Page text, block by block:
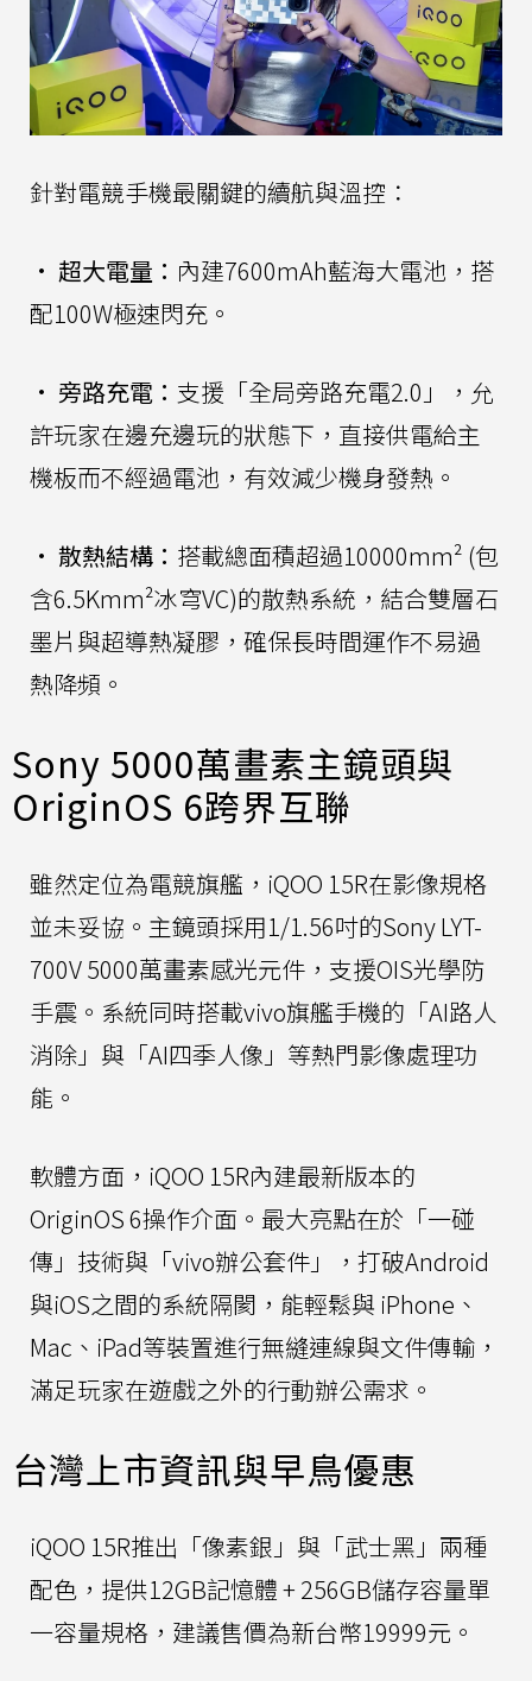
針對電競手機最關鍵的續航與溫控：
• 超大電量： 內建7600mAh藍海大電池，搭
配100W極速閃充。
• 旁路充電： 支援「全局旁路充電2.0」，允
許玩家在邊充邊玩的狀態下，直接供電給主
機板而不經過電池，有效減少機身發熱。
• 散熱結構： 搭載總面積超過10000mm² (包
含6.5Kmm²冰穹VC)的散熱系統，結合雙層石
墨片與超導熱凝膠，確保長時間運作不易過
熱降頻。
Sony 5000萬畫素主鏡頭與
OriginOS 6跨界互聯
雖然定位為電競旗艦，iQOO 15R在影像規格
並未妥協。主鏡頭採用1/1.56吋的Sony LYT-
700V 5000萬畫素感光元件，支援OIS光學防
手震。系統同時搭載vivo旗艦手機的「AI路人
消除」與「AI四季人像」等熱門影像處理功
能。
軟體方面，iQOO 15R內建最新版本的
OriginOS 6操作介面。最大亮點在於「一碰
傳」技術與「vivo辦公套件」，打破Android
與iOS之間的系統隔閡，能輕鬆與 iPhone、
Mac、iPad等裝置進行無縫連線與文件傳輸，
滿足玩家在遊戲之外的行動辦公需求。
台灣上市資訊與早鳥優惠
iQOO 15R推出「像素銀」與「武士黑」兩種
配色，提供12GB記憶體 + 256GB儲存容量單
一容量規格，建議售價為新台幣19999元。